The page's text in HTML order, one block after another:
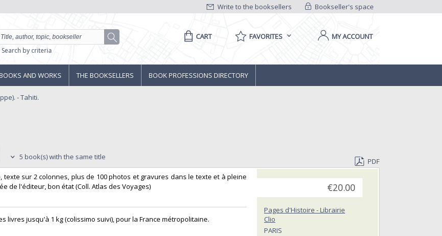
Bookseller's space
Write to the booksellers
Search by criteria
CART FAVORITES MY ACCOUNT
AND WORKS THE BOOKSELLERS BOOK PROFESSIONS DIRECTORY
- Tahiti.
5 book(s) with the same title
PDF
texte sur 2 colonnes, plus de 100 photos et gravures dans le texte et à pleine
de l'éditeur, bon état (Coll. Atlas des Voyages)‎
livres jusqu'à 1 kg (colissimo suivi), pour la France métropolitaine.‎
€20.00
Pages d'Histoire - Librairie
Clio
PARIS